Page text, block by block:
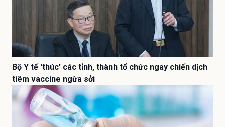
Bộ Y tế 'thúc' các tỉnh, thành tổ chức ngay chiến dịch
tiêm vaccine ngừa sởi